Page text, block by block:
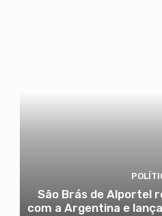
São Brás de Alportel
com a Argentina e